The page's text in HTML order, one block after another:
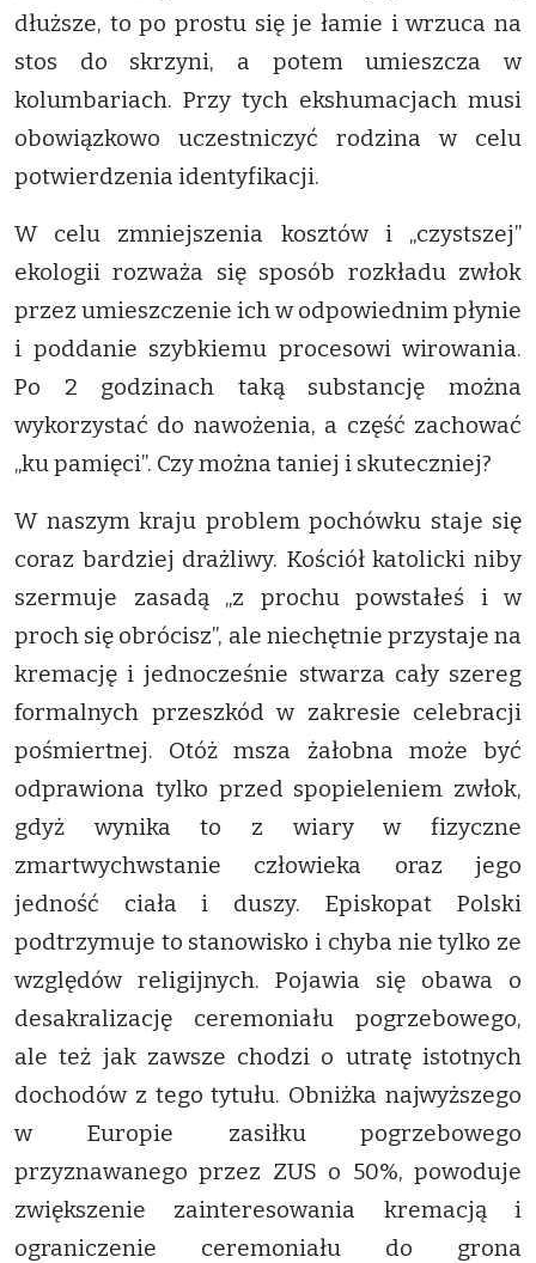
dłuższe, to po prostu się je łamie i wrzuca na
stos do skrzyni, a potem umieszcza w
kolumbariach. Przy tych ekshumacjach musi
obowiązkowo uczestniczyć rodzina w celu
potwierdzenia identyfikacji.
W celu zmniejszenia kosztów i „czystszej”
ekologii rozważa się sposób rozkładu zwłok
przez umieszczenie ich w odpowiednim płynie
i poddanie szybkiemu procesowi wirowania.
Po 2 godzinach taką substancję można
wykorzystać do nawożenia, a część zachować
„ku pamięci”. Czy można taniej i skuteczniej?
W naszym kraju problem pochówku staje się
coraz bardziej drażliwy. Kościół katolicki niby
szermuje zasadą „z prochu powstałeś i w
proch się obrócisz”, ale niechętnie przystaje na
kremację i jednocześnie stwarza cały szereg
formalnych przeszkód w zakresie celebracji
pośmiertnej. Otóż msza żałobna może być
odprawiona tylko przed spopieleniem zwłok,
gdyż wynika to z wiary w fizyczne
zmartwychwstanie człowieka oraz jego
jedność ciała i duszy. Episkopat Polski
podtrzymuje to stanowisko i chyba nie tylko ze
względów religijnych. Pojawia się obawa o
desakralizację ceremoniału pogrzebowego,
ale też jak zawsze chodzi o utratę istotnych
dochodów z tego tytułu. Obniżka najwyższego
w Europie zasiłku pogrzebowego
przyznawanego przez ZUS o 50%, powoduje
zwiększenie zainteresowania kremacją i
ograniczenie ceremoniału do grona